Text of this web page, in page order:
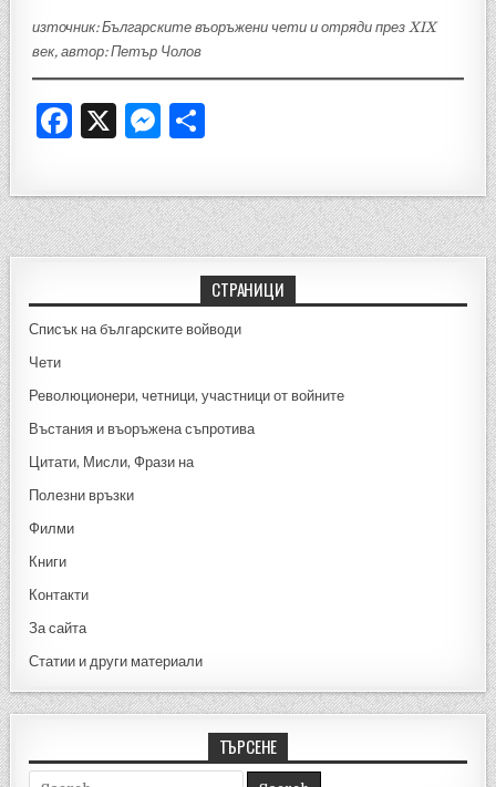
източник: Българските въоръжени чети и отряди през XIX
век, автор: Петър Чолов
F
c
e
b
o
o
X
M
se
n
g
er
ar
e
СТРАНИЦИ
Списък на българските войводи
Чети
Революционери, четници, участници от войните
Въстания и въоръжена съпротива
Цитати, Мисли, Фрази на
Полезни връзки
Филми
Книги
Контакти
За сайта
Статии и други материали
ТЪРСЕНЕ
Search for: